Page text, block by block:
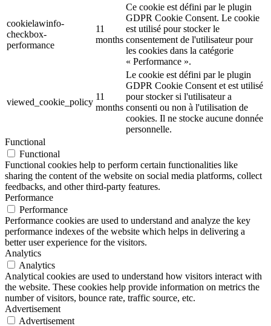
cookielawinfo-
checkbox-
performance
11
months
Ce cookie est défini par le plugin
GDPR Cookie Consent. Le cookie
est utilisé pour stocker le
consentement de l'utilisateur pour
les cookies dans la catégorie
« Performance ».
viewed_cookie_policy
11
months
Le cookie est défini par le plugin
GDPR Cookie Consent et est utilisé
pour stocker si l'utilisateur a
consenti ou non à l'utilisation de
cookies. Il ne stocke aucune donnée
personnelle.
Functional
Functional
Functional cookies help to perform certain functionalities like
sharing the content of the website on social media platforms, collect
feedbacks, and other third-party features.
Performance
Performance
Performance cookies are used to understand and analyze the key
performance indexes of the website which helps in delivering a
better user experience for the visitors.
Analytics
Analytics
Analytical cookies are used to understand how visitors interact with
the website. These cookies help provide information on metrics the
number of visitors, bounce rate, traffic source, etc.
Advertisement
Advertisement